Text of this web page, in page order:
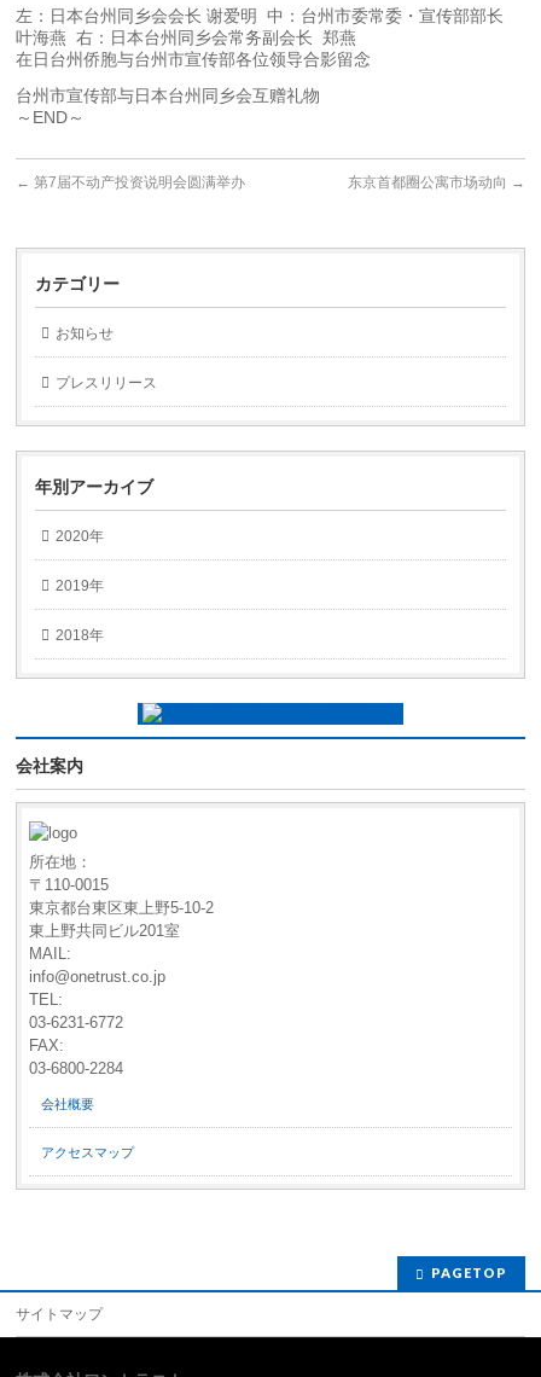
左：日本台州同乡会会长 谢爱明 中：台州市委常委・宣传部部长
叶海燕 右：日本台州同乡会常务副会长 郑燕
在日台州侨胞与台州市宣传部各位领导合影留念
台州市宣传部与日本台州同乡会互赠礼物
～END～
← 第7届不动产投资说明会圆满举办 东京首都圈公寓市场动向 →
カテゴリー
お知らせ
プレスリリース
年別アーカイブ
2020年
2019年
2018年
会社案内
所在地：
〒110-0015
東京都台東区東上野5-10-2
東上野共同ビル201室
MAIL:
info@onetrust.co.jp
TEL:
03-6231-6772
FAX:
03-6800-2284
会社概要
アクセスマップ
PAGETOP
サイトマップ